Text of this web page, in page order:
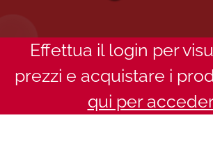
Effettua il login per
prezzi e acquistare i
qui per